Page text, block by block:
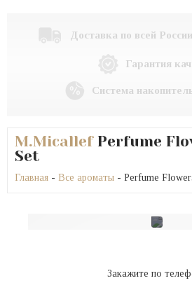
Доставка по всей
Гарантия
Система
M.MicallefPerfume
Set
Главная - Все ароматы - Perfume
Закажите по